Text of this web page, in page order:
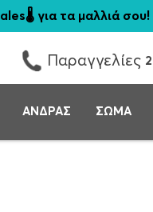
για τα μαλλιά σου!
Παραγγελίες
ΑΝΔΡΑΣ ΣΩΜΑ